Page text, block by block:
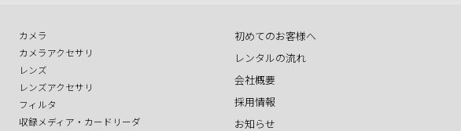
カメラ
カメラアクセサリ
レンズ
レンズアクセサリ
フィルタ
収録メディア・カードリーダ
初めてのお客様へ
レンタルの流れ
会社概要
採用情報
お知らせ